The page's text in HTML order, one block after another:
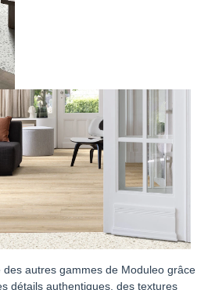
autres gammes de Moduleo grâce
détails authentiques, des textures